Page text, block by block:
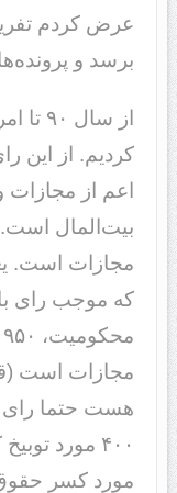
عرض کردم
برسد و
اعم از مجازات
مجازات است.
مجازات است
هست حتما
مورد کسر